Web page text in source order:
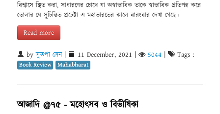
বিশ্বাসে স্থিত করা, সাধারণের চোখে যা অস্বাভাবিক তাকে স্বাভাবিক প্রতিপন্ন করে
তোলার যে সুচিন্তিত প্রচেষ্টা এ মহাভারতের কালে বারংবার দেখা গেছে।
Read more
byসুতপা সেন| 11 December, 2021 5044 Tags :
Book Review Mahabharat
আজাদি @৭৫ - মহোৎসব ও বিভীষিকা